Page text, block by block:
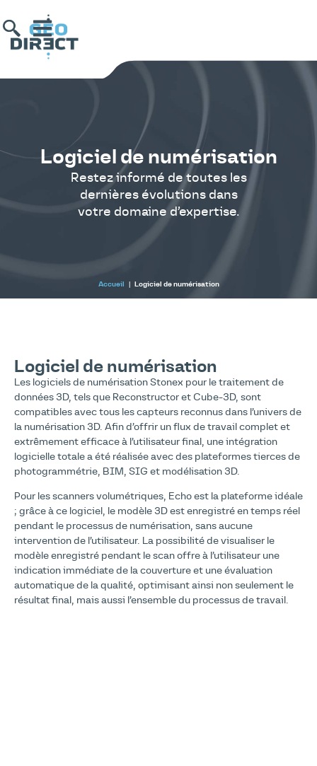
Logiciel de numérisation
Restez informé de toutes les
dernières évolutions dans
votre domaine d’expertise.
Accueil Logiciel de numérisation
Logiciel de numérisation
Les logiciels de numérisation Stonex pour le traitement de
données 3D, tels que Reconstructor et Cube-3D, sont
compatibles avec tous les capteurs reconnus dans l’univers de
la numérisation 3D. Afin d’offrir un flux de travail complet et
extrêmement efficace à l’utilisateur final, une intégration
logicielle totale a été réalisée avec des plateformes tierces de
photogrammétrie, BIM, SIG et modélisation 3D.
Pour les scanners volumétriques, Echo est la plateforme idéale
; grâce à ce logiciel, le modèle 3D est enregistré en temps réel
pendant le processus de numérisation, sans aucune
intervention de l’utilisateur. La possibilité de visualiser le
modèle enregistré pendant le scan offre à l’utilisateur une
indication immédiate de la couverture et une évaluation
automatique de la qualité, optimisant ainsi non seulement le
résultat final, mais aussi l’ensemble du processus de travail.